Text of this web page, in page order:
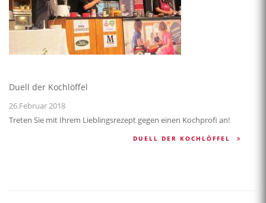
Duell der Kochlöffel
26.Februar 2018
Treten Sie mit Ihrem Lieblingsrezept gegen einen Kochprofi an!
DUELL DER KOCHLÖFFEL